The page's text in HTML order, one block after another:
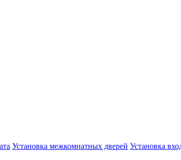
Установка межкомнатных дверей Установка